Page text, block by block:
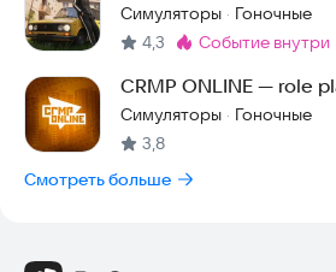
Симуляторы · Гоночные
4,3
Метка:
событие внутри
CRMP ONLINE — role
Симуляторы · Гоночные
3,8
Смотреть больше